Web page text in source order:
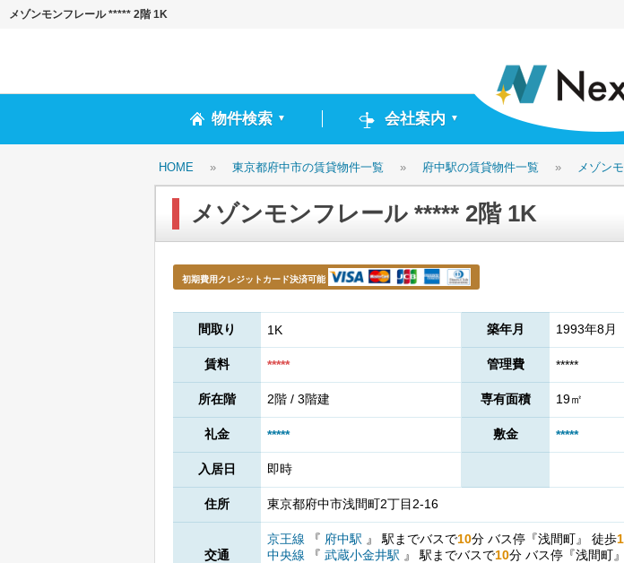
メゾンモンフレール ***** 2階 1K
物件検索 ▼ 会社案内 ▼
HOME » 東京都府中市の賃貸物件一覧 » 府中駅の賃貸物件一覧 » メゾン
メゾンモンフレール ***** 2階 1K
初期費用クレジットカード決済可能
間取り 1K 築年月 1993年8月
賃料 ***** 管理費 *****
所在階 2階 / 3階建 専有面積 19㎡
礼金 ***** 敷金 *****
入居日 即時
住所 東京都府中市浅間町2丁目2-16
交通
京王線 『 府中駅 』 駅までバスで10分 バス停『浅間町』 徒歩1
中央線
『 武蔵小金井駅 』 駅までバスで10分 バス停『浅間町』